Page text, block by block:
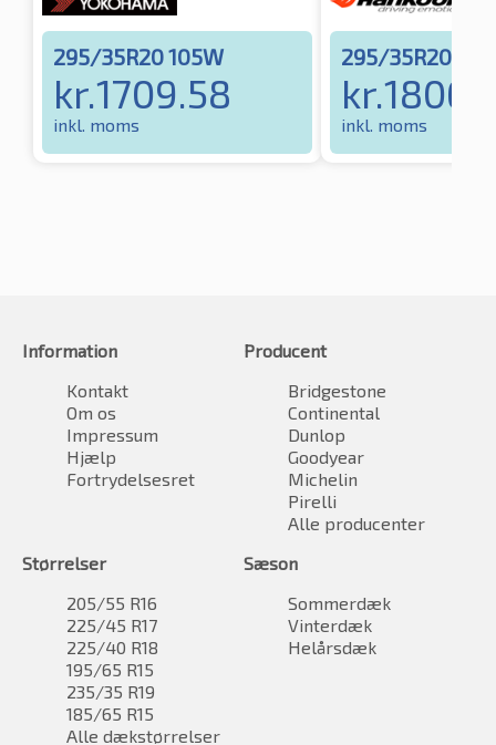
295/35R20 105W
kr.1709.58
inkl. moms
295/35R20
kr.
inkl. moms
Information
Kontakt
Om os
Impressum
Hjælp
Fortrydelsesret
Producent
Bridgestone
Continental
Dunlop
Goodyear
Michelin
Pirelli
Alle producenter
Størrelser
205/55 R16
225/45 R17
225/40 R18
195/65 R15
235/35 R19
185/65 R15
Alle dækstørrelser
Sæson
Sommerdæk
Vinterdæk
Helårsdæk